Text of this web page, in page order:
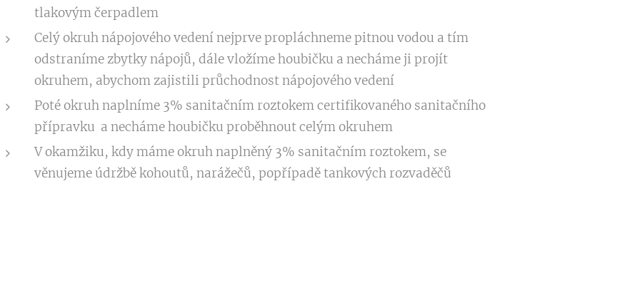
tlakovým čerpadlem
Celý okruh nápojového vedení nejprve propláchneme pitnou vodou a tím
odstraníme zbytky nápojů, dále vložíme houbičku a necháme ji projít
okruhem, abychom zajistili průchodnost nápojového vedení
Poté okruh naplníme 3% sanitačním roztokem certifikovaného sanitačního
přípravku a necháme houbičku proběhnout celým okruhem
V okamžiku, kdy máme okruh naplněný 3% sanitačním roztokem, se
věnujeme údržbě kohoutů, narážečů, popřípadě tankových rozvaděčů